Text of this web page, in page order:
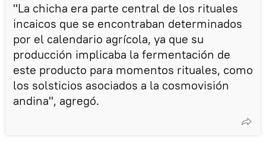
"La chicha era parte central de los rituales
incaicos que se encontraban determinados
por el calendario agrícola, ya que su
producción implicaba la fermentación de
este producto para momentos rituales, como
los solsticios asociados a la cosmovisión
andina", agregó.